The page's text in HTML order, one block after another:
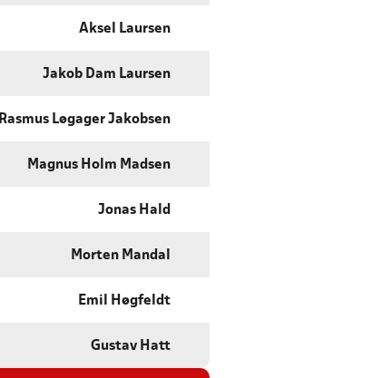
Aksel Laursen
Jakob Dam Laursen
Rasmus Løgager Jakobsen
Magnus Holm Madsen
Jonas Hald
Morten Mandal
Emil Høgfeldt
Gustav Hatt